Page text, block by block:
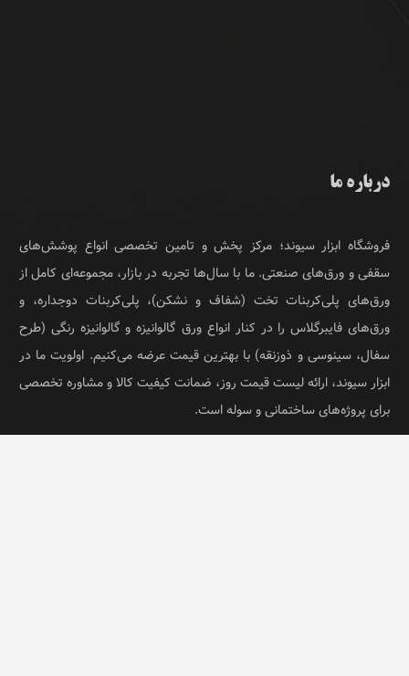
درباره ما
فروشگاه ابزار سیوند؛ مرکز پخش و تامین تخصصی انواع پوشش‌های
سقفی و ورق‌های صنعتی. ما با سال‌ها تجربه در بازار، مجموعه‌ای کامل از
ورق‌های پلی‌کربنات تخت (شفاف و نشکن)، پلی‌کربنات دوجداره، و
ورق‌های فایبرگلاس را در کنار انواع ورق گالوانیزه و گالوانیزه رنگی (طرح
سفال، سینوسی و ذوزنقه) با بهترین قیمت عرضه می‌کنیم. اولویت ما در
ابزار سیوند، ارائه لیست قیمت روز، ضمانت کیفیت کالا و مشاوره تخصصی
برای پروژه‌های ساختمانی و سوله است.